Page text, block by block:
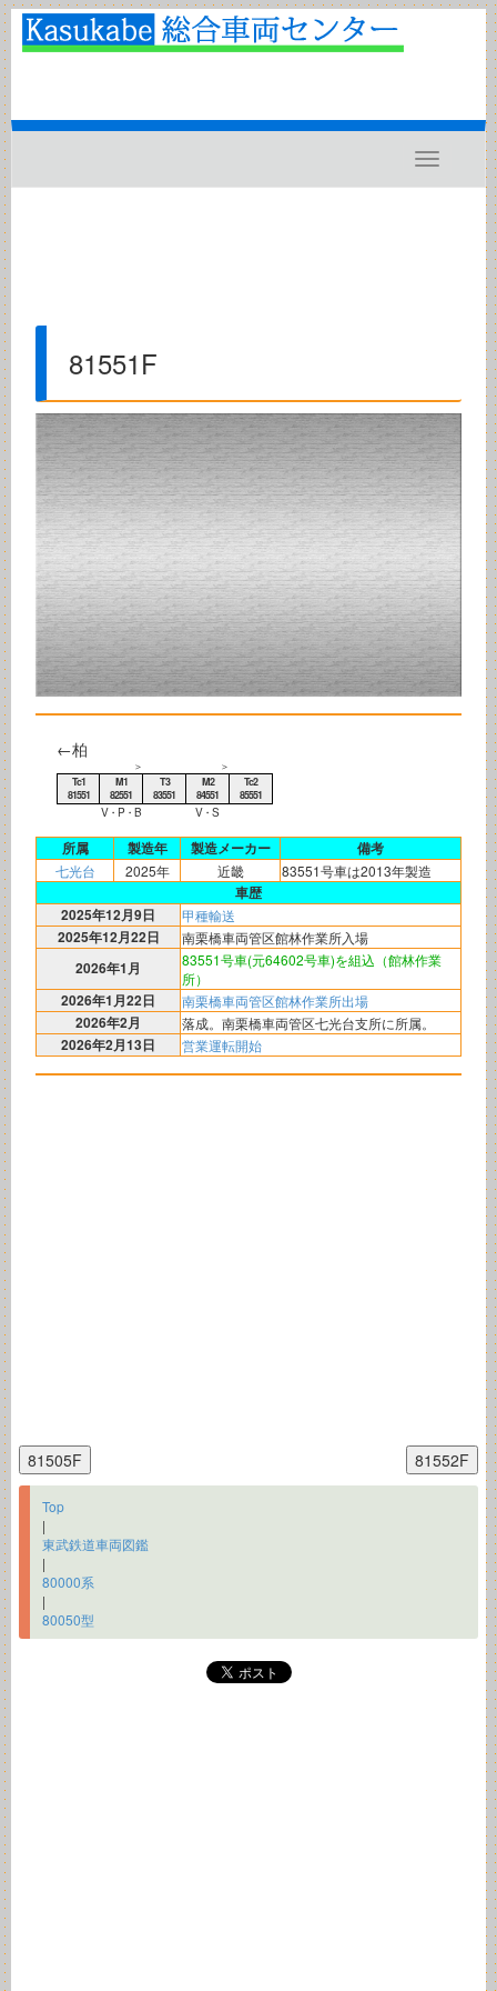
Toggle
navigation
81551F
←柏
＞
＞
Tc1
81551
M1
82551
T3
83551
M2
84551
Tc2
85551
V・P・B V・S
所属 製造年 製造メーカー 備考
七光台 2025年 近畿 83551号車は2013年製造
車歴
2025年12月9日
甲種輸送
2025年12月22日 南栗橋車両管区館林作業所入場
2026年1月
83551号車(元64602号車)を組込（館林作業
所）
2026年1月22日 南栗橋車両管区館林作業所出場
2026年2月 落成。南栗橋車両管区七光台支所に所属。
2026年2月13日 営業運転開始
Top
|
東武鉄道車両図鑑
|
80000系
|
80050型